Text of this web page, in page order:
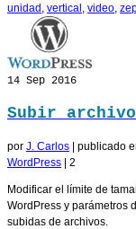
unidad vertical video
14 Sep 2016
Subir
por J. Carlos | publicado
WordPress | 2
Modificar el límite de
WordPress y parámetros
subidas de archivos.